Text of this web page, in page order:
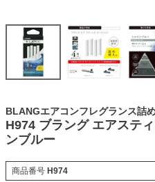
BLANGエアコンフレグランス詰
H974 ブラング エアステ
ンブルー
商品番号 H974